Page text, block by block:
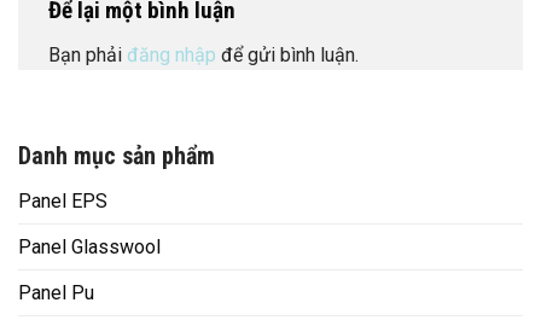
Để lại một bình luận
Bạn phải đăng nhập để gửi bình luận.
Danh mục sản phẩm
Panel EPS
Panel Glasswool
Panel Pu